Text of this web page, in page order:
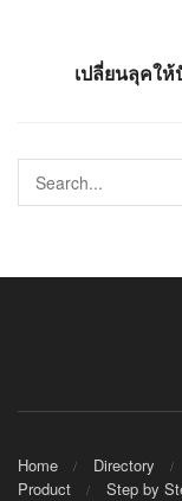
เปลี่ยนลุคให้
Home Directory
Product
Step by